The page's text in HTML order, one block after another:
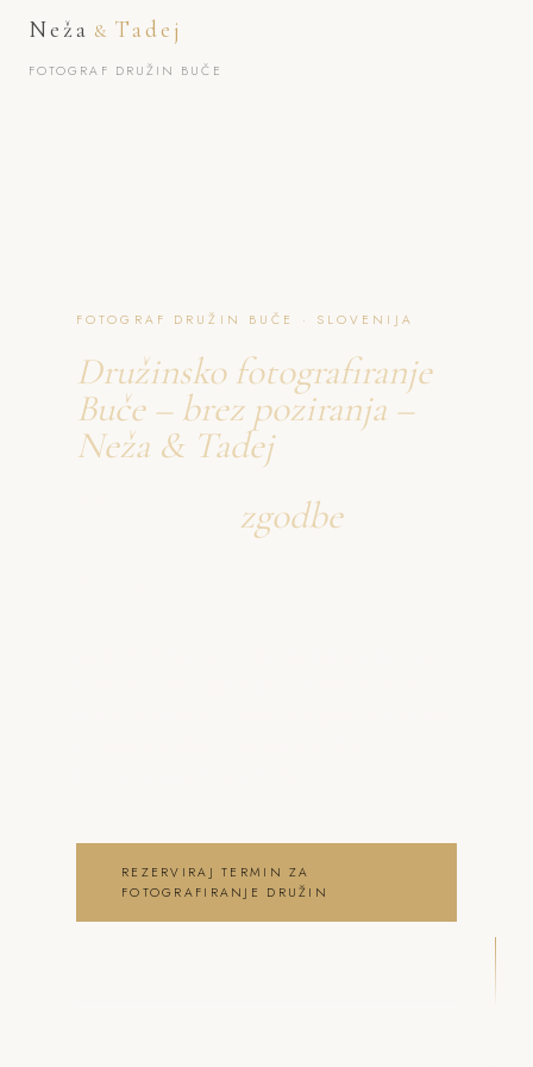
Neža & Tadej
FOTOGRAF DRUŽIN BUČE
FOTOGRAF DRUŽIN BUČE · SLOVENIJA
Družinsko fotografiranje
Buče – brez poziranja –
Neža & Tadej
zgodbe
o fotografiranje družin
REZERVIRAJ TERMIN ZA
FOTOGRAFIRANJE DRUŽIN